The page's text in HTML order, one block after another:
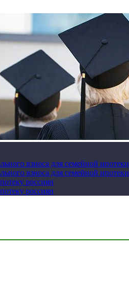
взноса для семейной ипотеки
взноса для семейной ипотеки
россиян
россиян